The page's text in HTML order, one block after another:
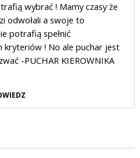
wybrać ! Mamy czasy że
odwołali a swoje to
potrafią spełnić
kryteriów ! No ale puchar jest
-PUCHAR KIEROWNIKA